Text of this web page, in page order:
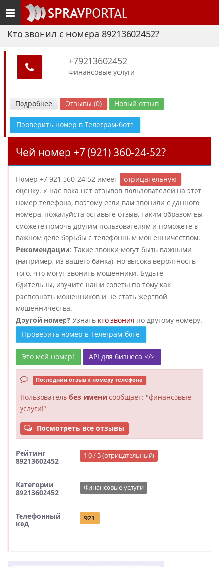
Toggle
navigation
Кто звонил с номера 89213602452?
+79213602452
Финансовые услуги
--
Подробнее Отзывы (0) Новый отзыв
Проверить номер в Телеграм-боте
Чей номер +7 (921) 360-24-52?
Номер +7 921 360-24-52 имеет
отрицательную
оценку. У нас пока нет отзывов пользователей на этот
номер телефона, поэтому если вам звонили с данного
номера, пожалуйста оставьте отзыв, таким образом вы
сможете помочь другим пользователям и поможете в
важном деле борьбы с телефонным мошенничеством.
Рекомендации: Такие звонки могут быть важными
(например, из вашего банка), но высока вероятность
того, что могут звонить мошенники. Будьте
бдительны, изучите наши советы по тому как
распознать мошенников и не стать жертвой
мошенничества.
Другой номер? Узнать кто звонил по другому номеру.
Проверить номер в Телеграм-боте
Это мой номер! API для бизнеса </>
Последний отзыв к номеру телефона
Пользователь без имени сообщает: "финансовые
услуги!"
Посмотреть все отзывы
Рейтинг
89213602452
1.0 / 5 (отрицательный)
Категории
89213602452
Финансовые услуги
Телефонный
код
921